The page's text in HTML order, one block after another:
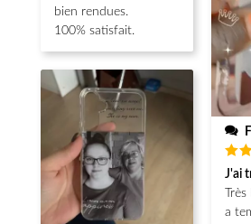
bien rendues.
100% satisfait.
J'ai
a